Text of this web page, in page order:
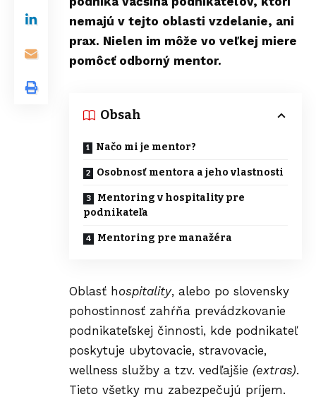
nemajú v tejto oblasti vzdelanie, ani
prax. Nielen im môže vo veľkej miere
pomôcť odborný mentor.
Obsah
Načo mi je mentor?
Osobnosť mentora a jeho vlastnosti
Mentoring v hospitality pre
podnikateľa
Mentoring pre manažéra
Oblasť hospitality, alebo po slovensky
pohostinnosť zahŕňa prevádzkovanie
podnikateľskej činnosti, kde podnikateľ
poskytuje ubytovacie, stravovacie,
wellness služby a tzv. vedľajšie (extras).
Tieto všetky mu zabezpečujú príjem.